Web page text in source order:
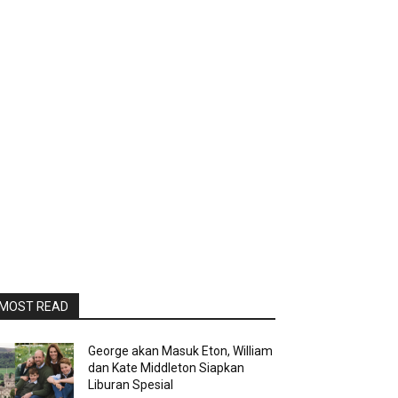
READ
George akan Masuk Eton, William
dan Kate Middleton Siapkan
Liburan Spesial